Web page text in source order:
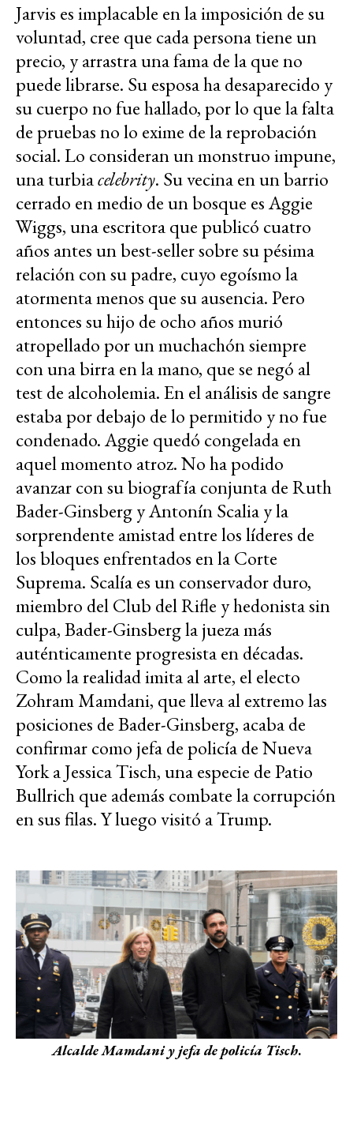
Jarvis es implacable en la imposición de su
voluntad, cree que cada persona tiene un
precio, y arrastra una fama de la que no
puede librarse. Su esposa ha desaparecido y
su cuerpo no fue hallado, por lo que la falta
de pruebas no lo exime de la reprobación
social. Lo consideran un monstruo impune,
una turbiacelebrity. Su vecina en un barrio
cerrado en medio de un bosque es Aggie
Wiggs, una escritora que publicó cuatro
años antes un best-seller sobre su pésima
relación con su padre, cuyo egoísmo la
atormenta menos que su ausencia. Pero
entonces su hijo de ocho años murió
atropellado por un muchachón siempre
con una birra en la mano, que se negó al
test de alcoholemia. En el análisis de sangre
estaba por debajo de lo permitido y no fue
condenado. Aggie quedó congelada en
aquel momento atroz. No ha podido
avanzar con su biografía conjunta de Ruth
Bader-Ginsberg y Antonín Scalia y la
sorprendente amistad entre los líderes de
los bloques enfrentados en la Corte
Suprema. Scalía es un conservador duro,
miembro del Club del Rifle y hedonista sin
culpa, Bader-Ginsberg la jueza más
auténticamente progresista en décadas.
Como la realidad imita al arte, el electo
Zohram Mamdani, que lleva al extremo las
posiciones de Bader-Ginsberg, acaba de
confirmar como jefa de policía de Nueva
York a Jessica Tisch, una especie de Patio
Bullrich que además combate la corrupción
en sus filas. Y luego visitó a Trump.
Alcalde Mamdani y jefa de policía Tisch.